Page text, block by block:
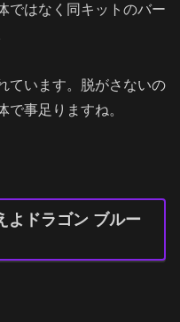
ではなく同キットのバー
ています。脱がさないの
で事足りますね。
よドラゴン ブルー